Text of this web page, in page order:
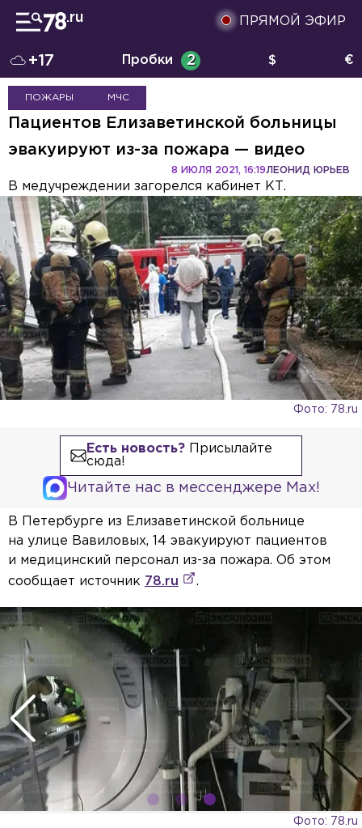
ПРЯМОЙ ЭФИР
+17 Пробки 2 $ €
ПОЖАРЫ МЧС
Пациентов Елизаветинской больницы
эвакуируют из-за пожара — видео
ЛЕОНИД ЮРЬЕВ
8 ИЮЛЯ 2021, 16:19
В медучреждении загорелся кабинет КТ.
Фото: 78.ru
Есть новость?Присылайте
сюда!
Читайте нас в мессенджере Max!
В Петербурге из Елизаветинской больнице
на улице Вавиловых, 14 эвакуируют пациентов
и медицинский персонал из-за пожара. Об этом
сообщает источник 78.ru .
Фото: 78.ru